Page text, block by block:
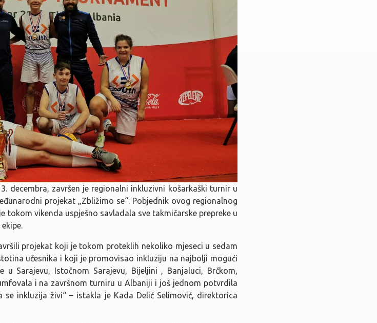
decembra, završen je regionalni inkluzivni košarkaški turnir u
projekat „Zbližimo se“. Pobjednik ovog regionalnog
tokom vikenda uspješno savladala sve takmičarske prepreke u
projekat koji je tokom proteklih nekoliko mjeseci u sedam
učesnika i koji je promovisao inkluziju na najbolji mogući
Sarajevu, Istočnom Sarajevu, Bijeljini , Banjaluci, Brčkom,
i na završnom turniru u Albaniji i još jednom potvrdila
inkluzija živi“ – istakla je Kada Delić Selimović, direktorica